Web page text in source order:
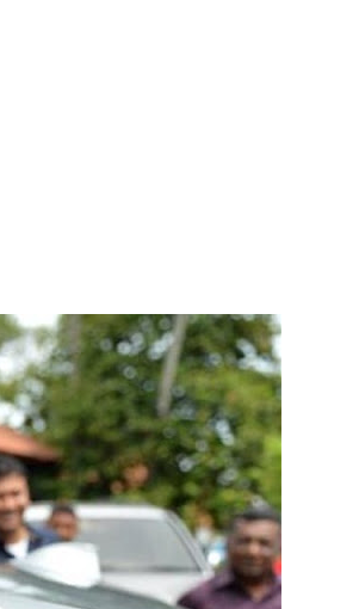
செப்டம்பர் 23 வரை ஒத்திவைப்பு!